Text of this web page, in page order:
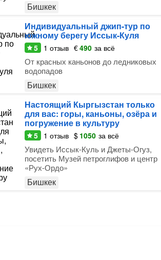
Бишкек
Индивидуальный джип-тур по
южному берегу Иссык-Куля
5 1 отзыв €490 за всё
От красных каньонов до ледниковых
водопадов
Бишкек
Настоящий Кыргызстан только
для вас: горы, каньоны, озёра и
погружение в культуру
5 1 отзыв $ 1050 за всё
Увидеть Иссык-Куль и Джеты-Огуз,
посетить Музей петроглифов и центр
«Рух-Ордо»
Бишкек